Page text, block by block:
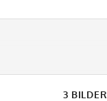
3 BILDER